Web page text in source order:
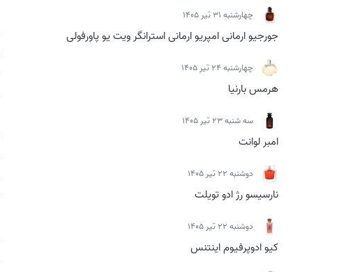
چهارشنبه 31 تیر 1405
جورجیو ارمانی امپریو ارمانی استرانگر ویت یو پاورفولی
چهارشنبه 24 تیر 1405
هرمس بارنیا
سه شنبه 23 تیر 1405
امبر لوانت
دوشنبه 22 تیر 1405
نارسیسو رژ ادو تویلت
دوشنبه 22 تیر 1405
کیو ادوپرفیوم اینتنس